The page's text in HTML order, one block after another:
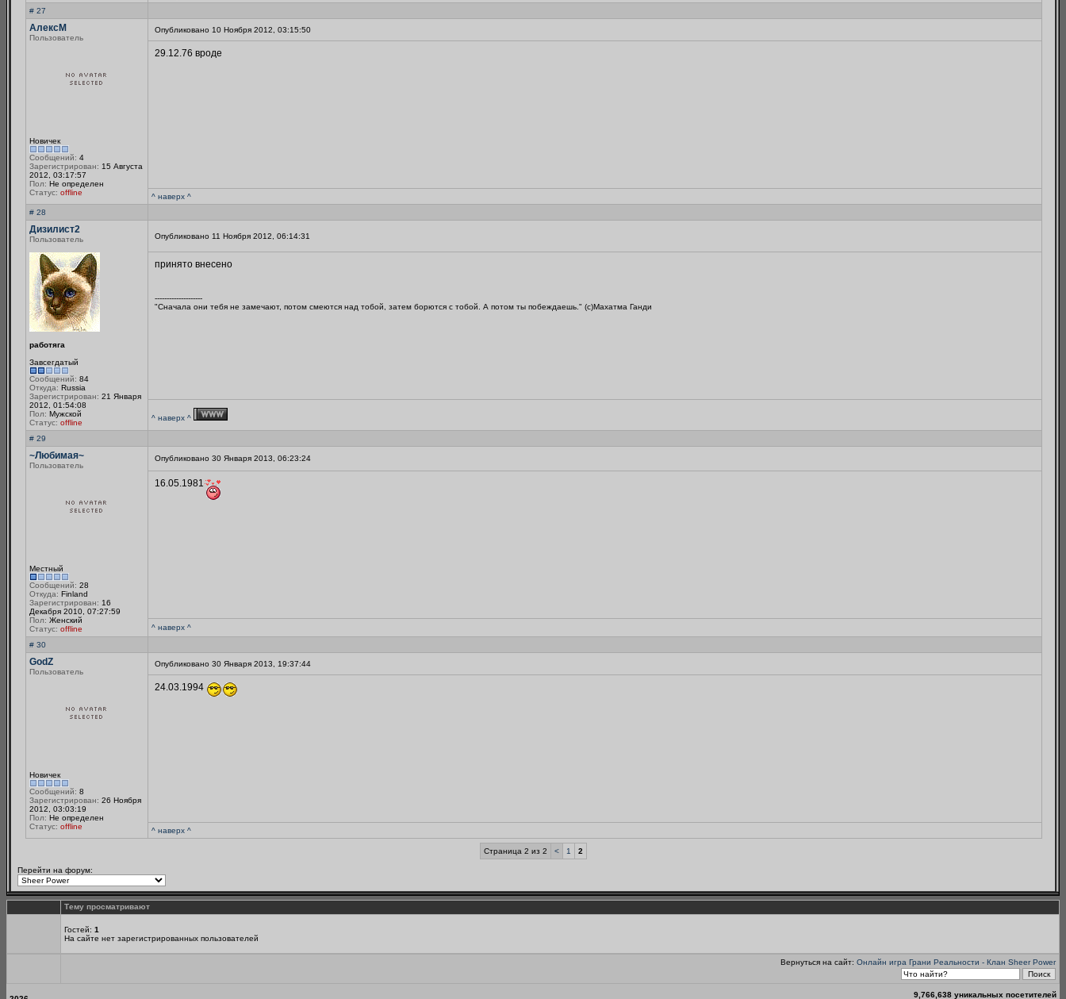
# 27
АлексМ
Пользователь
Новичек
Сообщений: 4
Зарегистрирован: 15 Августа
2012, 03:17:57
Пол: Не определен
Статус: offline
Опубликовано 10 Ноября 2012, 03:15:50
29.12.76 вроде
^ наверх ^
# 28
Дизилист2
Пользователь
работяга
Завсегдатый
Сообщений: 84
Откуда: Russia
Зарегистрирован: 21 Января
2012, 01:54:08
Пол: Мужской
Статус: offline
Опубликовано 11 Ноября 2012, 06:14:31
принято внесено
--------------------
"Сначала они тебя не замечают, потом смеются над тобой, затем борются с тобой. А потом ты побеждаешь." (c)Махатма Ганди
^ наверх ^
# 29
~Любимая~
Пользователь
Местный
Сообщений: 28
Откуда: Finland
Зарегистрирован: 16
Декабря 2010, 07:27:59
Пол: Женский
Статус: offline
Опубликовано 30 Января 2013, 06:23:24
16.05.1981
^ наверх ^
# 30
GodZ
Пользователь
Новичек
Сообщений: 8
Зарегистрирован: 26 Ноября
2012, 03:03:19
Пол: Не определен
Статус: offline
Опубликовано 30 Января 2013, 19:37:44
24.03.1994
^ наверх ^
Страница 2 из 2 < 1 2
Перейти на форум:
Тему просматривают
Гостей: 1
На сайте нет зарегистрированных пользователей
Вернуться на сайт: Онлайн игра Грани Реальности - Клан Sheer Power
9,766,638 уникальных посетителей